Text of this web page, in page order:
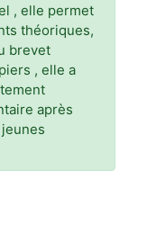
, elle permet
théoriques,
brevet
, elle a
après